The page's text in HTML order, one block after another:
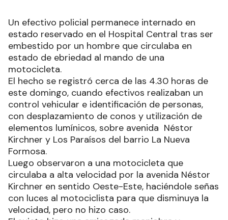
Un efectivo policial permanece internado en
estado reservado en el Hospital Central tras ser
embestido por un hombre que circulaba en
estado de ebriedad al mando de una
motocicleta.
El hecho se registró cerca de las 4.30 horas de
este domingo, cuando efectivos realizaban un
control vehicular e identificación de personas,
con desplazamiento de conos y utilización de
elementos lumínicos, sobre avenida Néstor
Kirchner y Los Paraísos del barrio La Nueva
Formosa.
Luego observaron a una motocicleta que
circulaba a alta velocidad por la avenida Néstor
Kirchner en sentido Oeste-Este, haciéndole señas
con luces al motociclista para que disminuya la
velocidad, pero no hizo caso.